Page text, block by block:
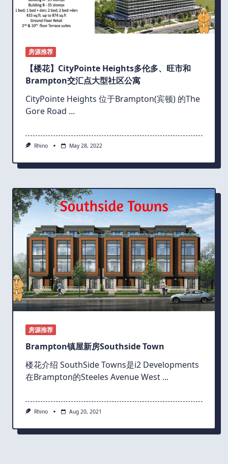
房源推荐
【楼花】CityPointe Heights多伦多、旺市和
Brampton交汇点大型社区公寓
CityPointe Heights 位于Brampton(宾顿) 的The
Gore Road ...
Rhino May 28, 2022
房源推荐
Brampton镇屋新房Southside Town
楼花介绍 SouthSide Towns是i2 Developments
在Brampton的Steeles Avenue West ...
Rhino Aug 20, 2021